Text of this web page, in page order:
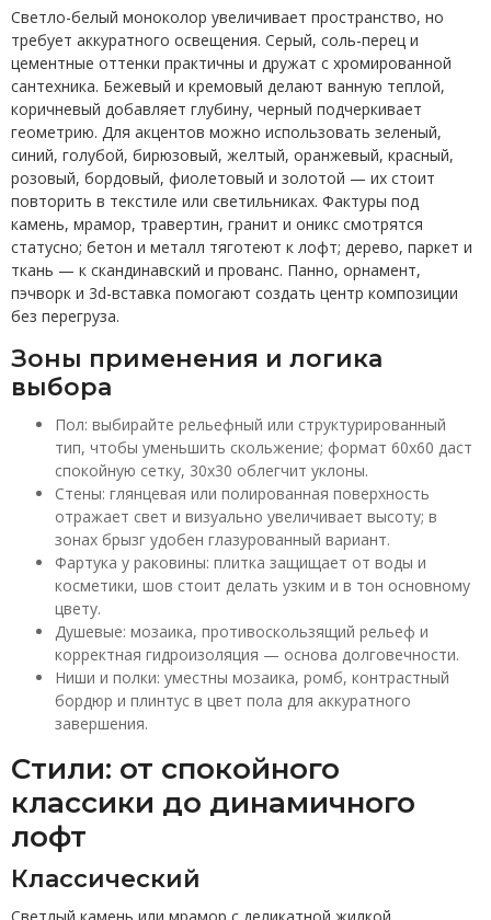
Светло-белый моноколор увеличивает пространство, но
требует аккуратного освещения. Серый, соль-перец и
цементные оттенки практичны и дружат с хромированной
сантехника. Бежевый и кремовый делают ванную теплой,
коричневый добавляет глубину, черный подчеркивает
геометрию. Для акцентов можно использовать зеленый,
синий, голубой, бирюзовый, желтый, оранжевый, красный,
розовый, бордовый, фиолетовый и золотой — их стоит
повторить в текстиле или светильниках. Фактуры под
камень, мрамор, травертин, гранит и оникс смотрятся
статусно; бетон и металл тяготеют к лофт; дерево, паркет и
ткань — к скандинавский и прованс. Панно, орнамент,
пэчворк и 3d-вставка помогают создать центр композиции
без перегруза.
Зоны применения и логика
выбора
Пол: выбирайте рельефный или структурированный
тип, чтобы уменьшить скольжение; формат 60x60 даст
спокойную сетку, 30x30 облегчит уклоны.
Стены: глянцевая или полированная поверхность
отражает свет и визуально увеличивает высоту; в
зонах брызг удобен глазурованный вариант.
Фартука у раковины: плитка защищает от воды и
косметики, шов стоит делать узким и в тон основному
цвету.
Душевые: мозаика, противоскользящий рельеф и
корректная гидроизоляция — основа долговечности.
Ниши и полки: уместны мозаика, ромб, контрастный
бордюр и плинтус в цвет пола для аккуратного
завершения.
Стили: от спокойного
классики до динамичного
лофт
Классический